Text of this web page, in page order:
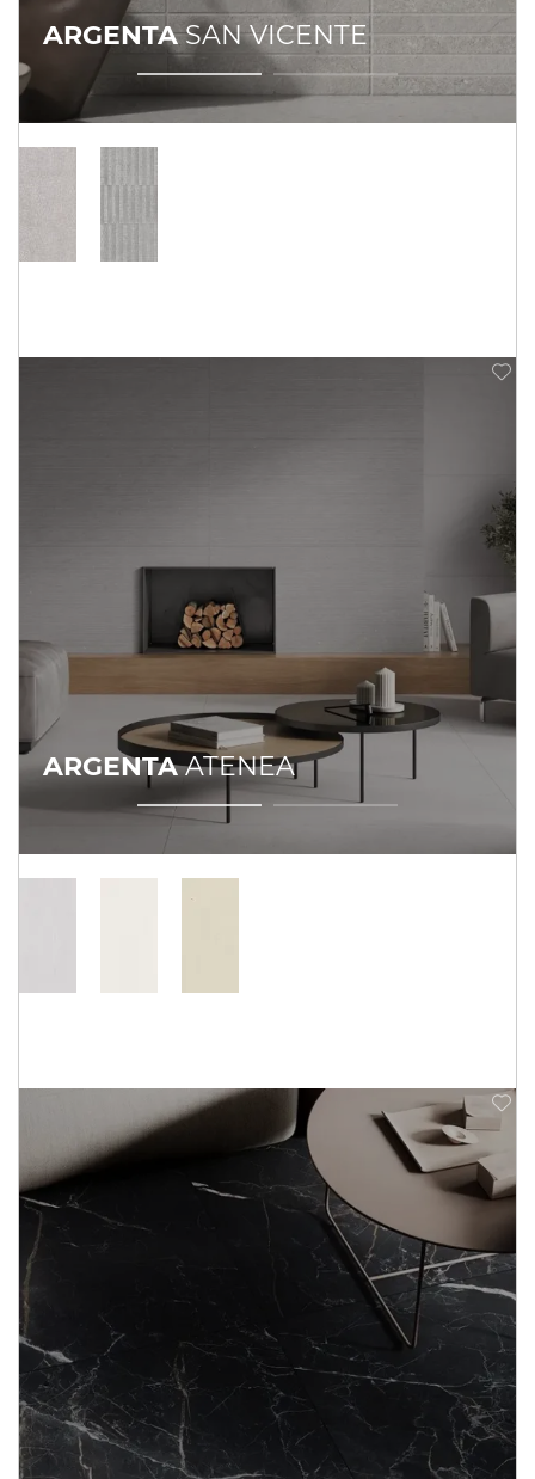
ARGENTASAN VICENTE
ARGENTAATENEA